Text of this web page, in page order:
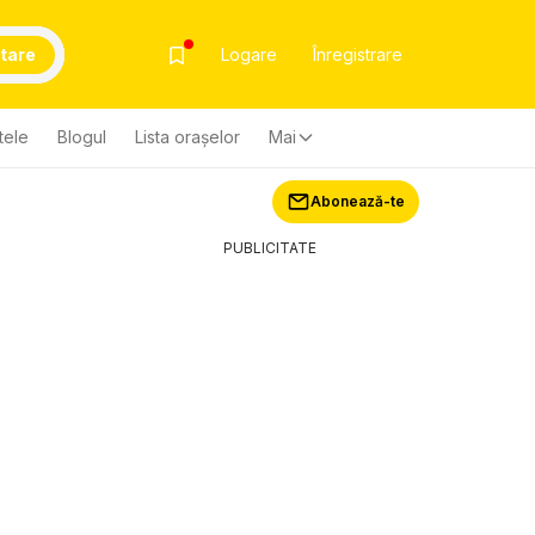
Logare Înregistrare
Blogul Lista oraşelor Mai
Abonează-te
PUBLICITATE